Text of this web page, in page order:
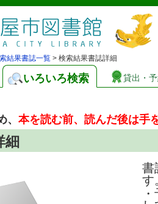
結果書誌一覧 > 検索結果書誌詳細
いろいろ検索 貸出・
、本を読む前、読んだ後は手
細
書
す